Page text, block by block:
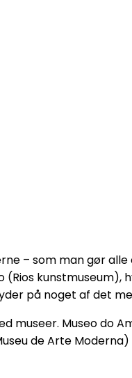
– som man gør
(Rios
på noget af det
museer. Museo do
de Arte